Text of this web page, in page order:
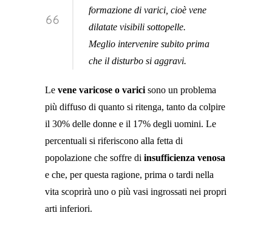
formazione di varici, cioè vene
dilatate visibili sottopelle.
Meglio intervenire subito prima
che il disturbo si aggravi.
Le vene varicose o varici sono un problema
più diffuso di quanto si ritenga, tanto da colpire
il 30% delle donne e il 17% degli uomini. Le
percentuali si riferiscono alla fetta di
popolazione che soffre di insufficienza venosa
e che, per questa ragione, prima o tardi nella
vita scoprirà uno o più vasi ingrossati nei propri
arti inferiori.